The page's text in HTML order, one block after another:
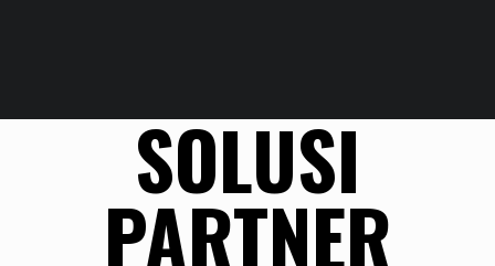
SOLUSI
PARTNER